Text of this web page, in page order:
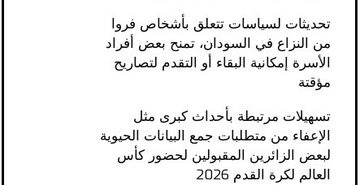
تحديثات لسياسات تتعلق بأشخاص فروا
من النزاع في السودان، تمنح بعض أفراد
الأسرة إمكانية البقاء أو التقدم لتصاريح
مؤقتة
تسهيلات مرتبطة بأحداث كبرى مثل
الإعفاء من متطلبات جمع البيانات الحيوية
لبعض الزائرين المقبولين لحضور كأس
العالم لكرة القدم 2026